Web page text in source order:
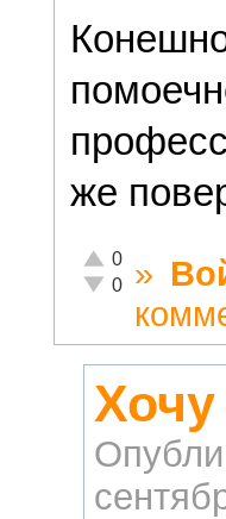
же
Отлично!
0
Неадекватно!
0 »